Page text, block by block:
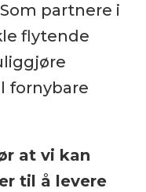
partnere i
flytende
fornybare
at vi kan
til å levere